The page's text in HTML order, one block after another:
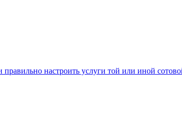
настроить услуги той или иной